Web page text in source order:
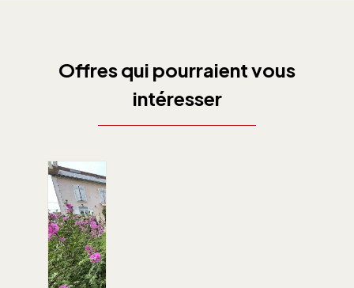
Offres qui pourraient vous
intéresser